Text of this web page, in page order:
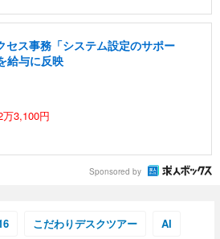
セス事務「システム設定のサポー
給与に反映
3,100円
Sponsored by
こだわりデスクツアー AI